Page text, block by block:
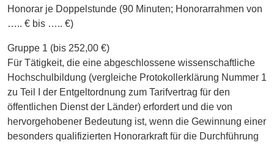
Honorar je Doppelstunde (90 Minuten; Honorarrahmen von
….. € bis ….. €)
Gruppe 1 (bis 252,00 €)
Für Tätigkeit, die eine abgeschlossene wissenschaftliche
Hochschulbildung (vergleiche Protokollerklärung Nummer 1
zu Teil I der Entgeltordnung zum Tarifvertrag für den
öffentlichen Dienst der Länder) erfordert und die von
hervorgehobener Bedeutung ist, wenn die Gewinnung einer
besonders qualifizierten Honorarkraft für die Durchführung